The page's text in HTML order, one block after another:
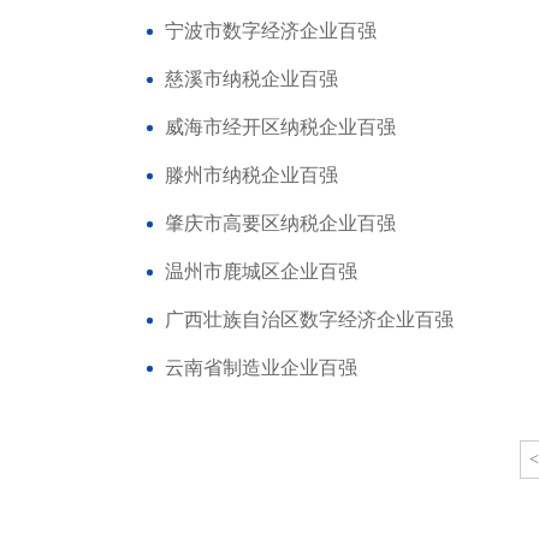
宁波市数字经济企业百强
慈溪市纳税企业百强
威海市经开区纳税企业百强
滕州市纳税企业百强
肇庆市高要区纳税企业百强
温州市鹿城区企业百强
广西壮族自治区数字经济企业百强
云南省制造业企业百强